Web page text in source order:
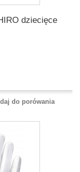
dziecięce
do porówania